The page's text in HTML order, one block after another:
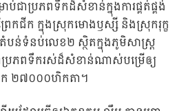
ាប្រភពទឹកដ៏សំខាន់ក្នុងការផ្គត់ផ្គង់
រែកជីក ក្នុងស្រុកមោងឫស្សី និងស្រុករុក្ខ
តំបន់ទំនប់លេខ២ ស្ថិតក្នុងភូមិសាស្រ្ត
ាប្រភពទឹករស់ដ៏សំខាន់ណាស់បម្រេីឲ្យ
ជីក ២៧០០០ហិកតា។